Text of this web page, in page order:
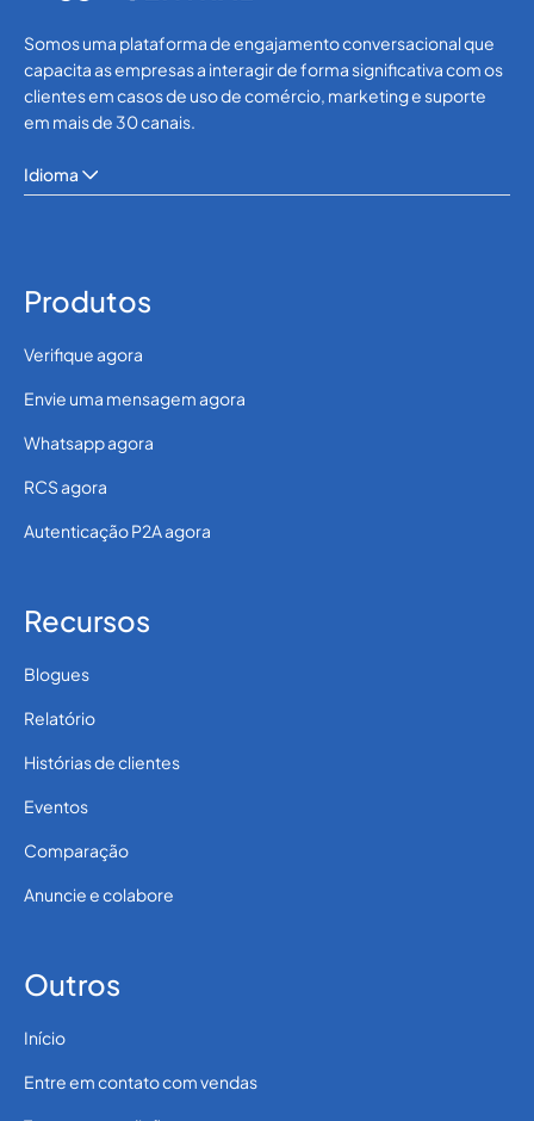
Somos uma plataforma de engajamento conversacional que
capacita as empresas a interagir de forma significativa com os
clientes em casos de uso de comércio, marketing e suporte
em mais de 30 canais.
Idioma
Produtos
Verifique agora
Envie uma mensagem agora
Whatsapp agora
RCS agora
Autenticação P2A agora
Recursos
Blogues
Relatório
Histórias de clientes
Eventos
Comparação
Anuncie e colabore
Outros
Início
Entre em contato com vendas